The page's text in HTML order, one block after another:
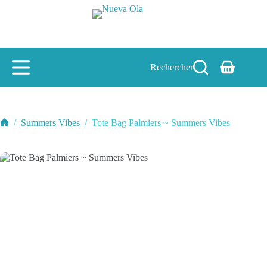
Rechercher
Panier
/ Summers Vibes / Tote Bag Palmiers ~ Summers Vibes